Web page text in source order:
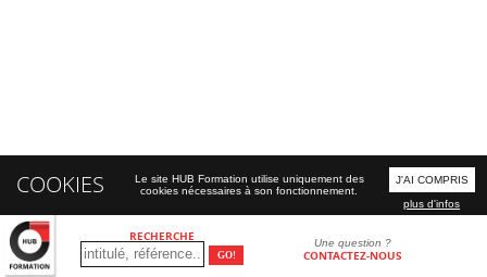
RECHERCHE Une question ?
CONTACTEZ-NOUS
COOKIES
Le site HUB Formation utilise uniquement des
cookies nécessaires à son fonctionnement.
J'AI COMPRIS
plus d'infos